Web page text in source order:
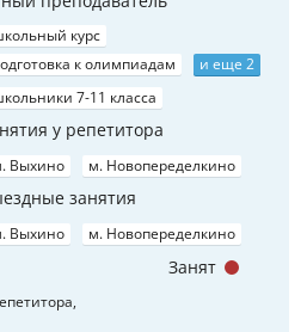
курс
к олимпиадам
и еще 2
7-11 класса
у репетитора
Выхино м. Новопеределкино
занятия
Выхино м. Новопеределкино
Занят